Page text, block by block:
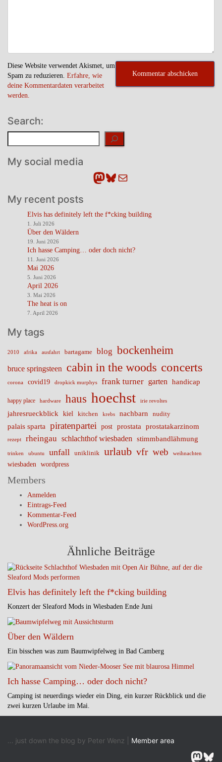
Diese Website verwendet Akismet, um
Spam zu reduzieren. Erfahre, wie
deine Kommentardaten verarbeitet
werden.
Search:
My social media
Mastodon
Bluesky
E-Mail
My recent posts
Elvis has definitely left the f*cking building
1. Juli 2026
Über den Wäldern
19. Juni 2026
Ich hasse Camping… oder doch nicht?
11. Juni 2026
Mai 2026
5. Juni 2026
April 2026
3. Mai 2026
The heat is on
7. April 2026
My tags
2010 afrika ausfahrt bartagame blog bockenheim
bruce springsteen cabin in the woods concerts
corona covid19 dropkick murphys frank turner garten handicap
happy place hardware haus hoechst irie revoltes
jahresrueckblick kiel kitchen krebs nachbarn nudity
palais sparta piratenpartei post prostata prostatakarzinom
rezept rheingau schlachthof wiesbaden stimmbandlähmung
trinken ubuntu unfall uniklinik urlaub vfr web weihnachten
wiesbaden wordpress
Members
Anmelden
Eintrags-Feed
Kommentar-Feed
WordPress.org
Ähnliche Beiträge
Elvis has definitely left the f*cking building
Konzert der Sleaford Mods in Wiesbaden Ende Juni
Über den Wäldern
Ein bisschen was zum Baumwipfelweg in Bad Camberg
Ich hasse Camping… oder doch nicht?
Camping ist neuerdings wieder ein Ding, ein kurzer Rückblick und die
zwei kurzen Urlaube im Mai.
... just down the blog by Peter Wenz | Member area